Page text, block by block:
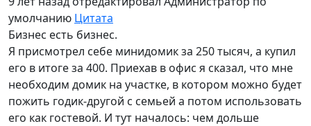
умолчанию Цитата
Бизнес есть бизнес.
Я присмотрел себе минидомик за 250 тысяч, а купил
его в итоге за 400. Приехав в офис я сказал, что мне
необходим домик на участке, в котором можно будет
пожить годик-другой с семьей а потом использовать
его как гостевой. И тут началось: чем дольше